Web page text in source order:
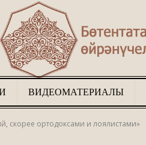
ВИДЕОМАТЕРИАЛЫ
скорее ортодоксами и лоялистами»